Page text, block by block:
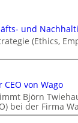
und
(Ethics,
von Wago
Björn
bei der Firma